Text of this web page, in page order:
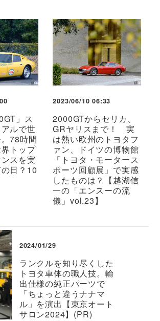
」ス
ルで世
78時間
トップ
スを実
日？10
2023/06/10 06:33
2000GTからセリカ、
GRヤリスまで！ 実
は熱い欧州のトヨタフ
ァン、ドイツの博物館
「トヨタ・モータース
ポーツ回顧展」で実感
したものは？【越湖信
一の「エンスーの流
儀」vol.23】
2024/01/29
ランクルを知り尽くした
トヨタ車体の職人技。輸
出仕様の純正パーツで
「ちょっと違うナナマ
ル」を演出【東京オート
サロン2024】(PR)